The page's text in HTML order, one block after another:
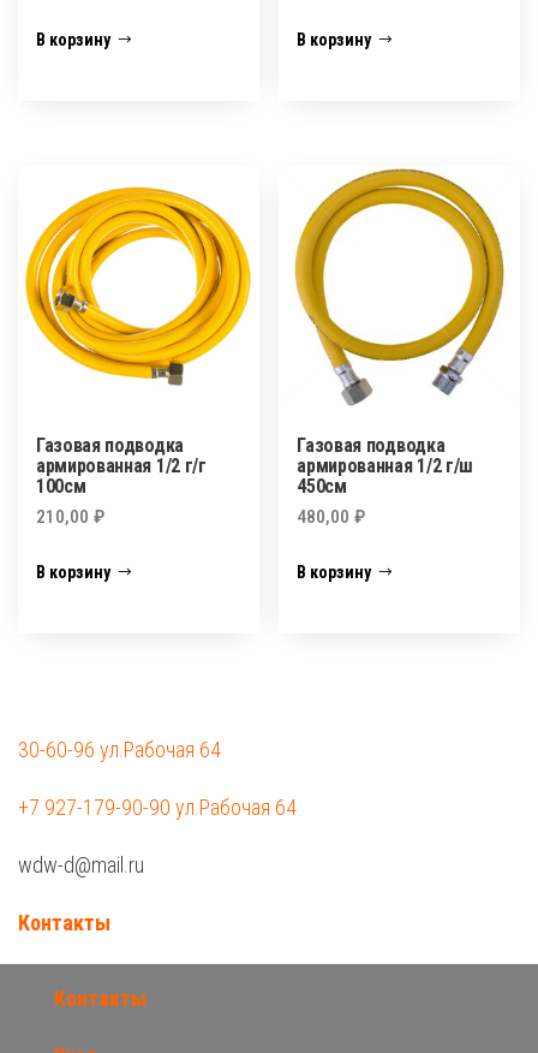
В корзину В корзину
Газовая подводка
армированная 1/2 г/г
100см
210,00 ₽
В корзину
Газовая подводка
армированная 1/2 г/ш
450см
480,00₽
В корзину
30-60-96 ул.Рабочая 64
+7 927-179-90-90 ул.Рабочая 64
wdw-d@mail.ru
Контакты
Контакты